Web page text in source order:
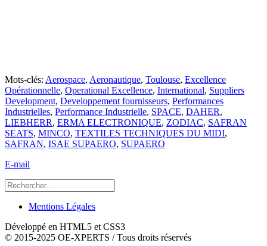
Mots-clés: Aerospace, Aeronautique, Toulouse, Excellence
Opérationnelle, Operational Excellence, International, Suppliers
Development, Developpement fournisseurs, Performances
Industrielles, Performance Industrielle, SPACE, DAHER,
LIEBHERR, ERMA ELECTRONIQUE, ZODIAC, SAFRAN
SEATS, MINCO, TEXTILES TECHNIQUES DU MIDI,
SAFRAN, ISAE SUPAERO, SUPAERO
E-mail
Mentions Légales
Développé en HTML5 et CSS3
© 2015-2025 OE-XPERTS / Tous droits réservés